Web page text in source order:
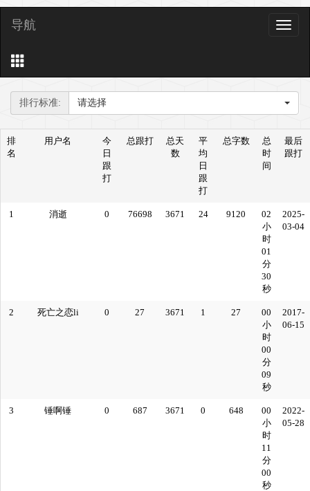
导
导航
排行标准: 请选择
排
名
用户名
今
日
跟
打
总跟打
总天
数
平
均
日
跟
打
总字数
总
时
间
最后
跟打
1 消逝 0 76698 3671 24 9120
02
小
时
01
分
30
秒
2025-
03-04
2 死亡之恋li 0 27 3671 1 27
00
小
时
00
分
09
秒
2017-
06-15
3 锤啊锤 0 687 3671 0 648
00
小
时
11
分
00
秒
2022-
05-28